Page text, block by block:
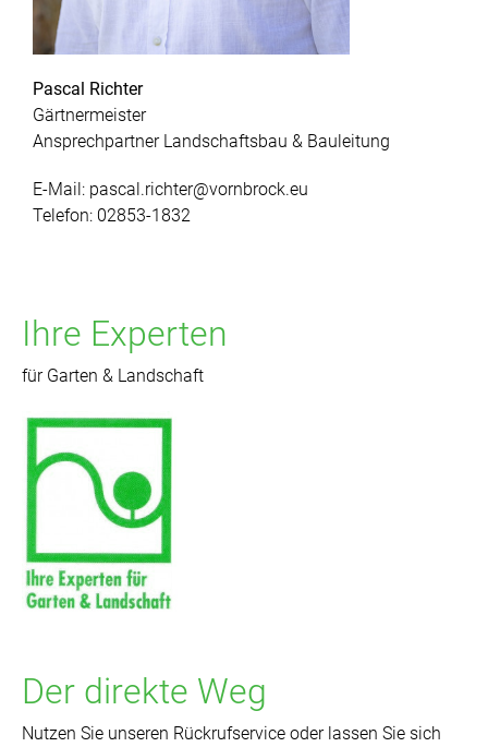
Pascal Richter
Gärtnermeister
Ansprechpartner Landschaftsbau & Bauleitung
E-Mail: pascal.richter@vornbrock.eu
Telefon: 02853-1832
Ihre Experten
für Garten & Landschaft
Der direkte Weg
Nutzen Sie unseren Rückrufservice oder lassen Sie sich